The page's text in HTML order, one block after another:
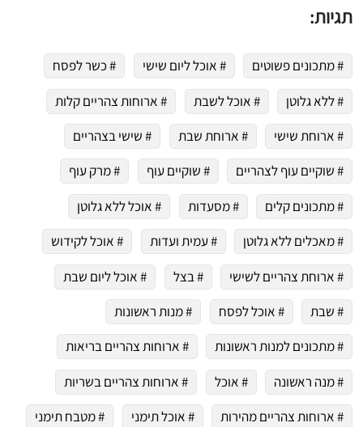
תגיות:
# מתכונים פשוטים # אוכל ליום שישי
# כשר לפסח
# ללא גלוטן
# אוכל לשבת
# ארוחות צהריים קלות
# ארוחת שישי
# ארוחת שבת
# שישי בצהריים
# שוקיים עוף לצהריים
# שוקיים עוף
# מרק עוף
# מתכונים קלים
# מסעדות
# אוכל ללא גלוטן
# מאכלים ללא גלוטן
# עמית ועדות
# אוכל לקידוש
# ארוחת צהריים לשישי
# בצל
# אוכל ליום שבת
# שבת
# אוכל לפסח
# מנות ראשונות
# מתכונים למנות ראשונות
# ארוחות צהריים בריאות
# מנה ראשונה
# אוכל
# ארוחות צהריים בשריות
# ארוחות צהריים מהירות
# אוכל תימני
# מטבח תימני